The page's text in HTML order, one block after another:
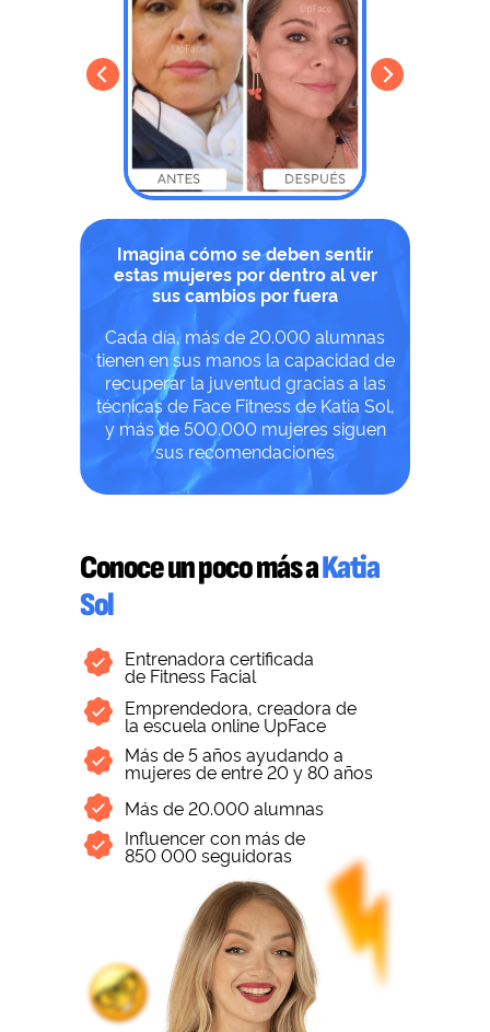
Imagina cómo se deben sentir
estas mujeres por dentro al ver
sus cambios por fuera
Cada día, más de 20.000 alumnas
tienen en sus manos la capacidad de
recuperar la juventud gracias a las
técnicas de Face Fitness de Katia Sol,
y más de 500.000 mujeres siguen
sus recomendaciones
Conoce un poco más aKatia
Sol
Entrenadora certificada
de Fitness Facial
Emprendedora, creadora de
la escuela online UpFace
Más de 5 años ayudando a
mujeres de entre 20 y 80 años
Más de 20.000 alumnas
Influencer con más de
850 000 seguidoras